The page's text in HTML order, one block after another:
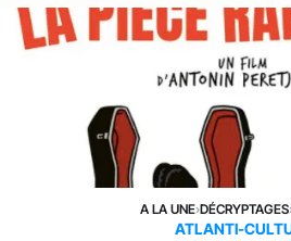
A LA UNE›DÉCRYPTAGES
ATLANTI-